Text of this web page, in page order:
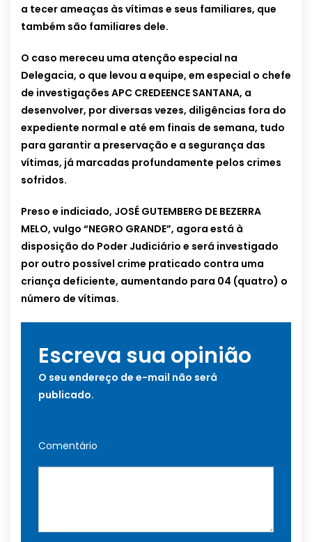
a tecer ameaças às vítimas e seus familiares, que
também são familiares dele.
O caso mereceu uma atenção especial na
Delegacia, o que levou a equipe, em especial o chefe
de investigações APC CREDEENCE SANTANA, a
desenvolver, por diversas vezes, diligências fora do
expediente normal e até em finais de semana, tudo
para garantir a preservação e a segurança das
vítimas, já marcadas profundamente pelos crimes
sofridos.
Preso e indiciado, JOSÉ GUTEMBERG DE BEZERRA
MELO, vulgo “NEGRO GRANDE”, agora está à
disposição do Poder Judiciário e será investigado
por outro possível crime praticado contra uma
criança deficiente, aumentando para 04 (quatro) o
número de vítimas.
Escreva sua opinião
O seu endereço de e-mail não será
publicado.
Comentário